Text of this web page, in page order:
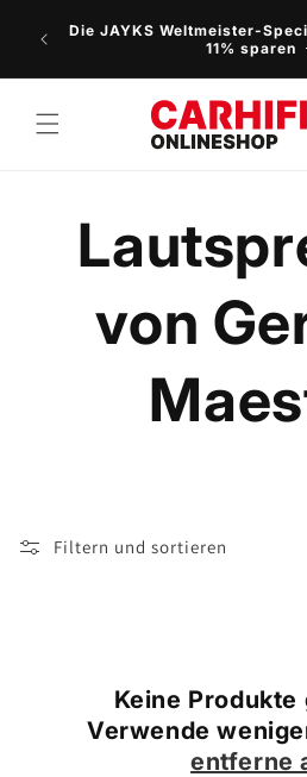
Inhalt
Die JAYKS Weltmeister-
11% sparen
von
Filtern und sortieren
Keine Produkte
Verwende
entferne